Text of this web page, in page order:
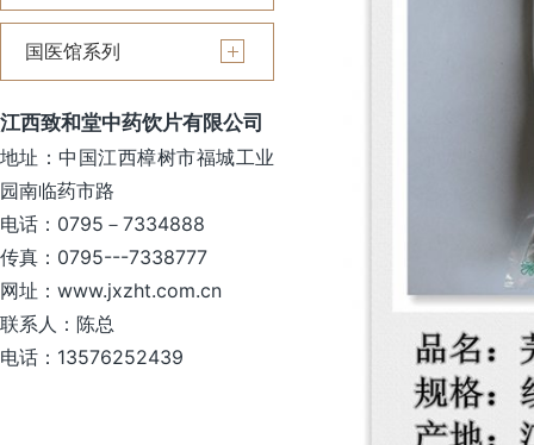
国医馆系列
江西致和堂中药饮片有限公司
地址：中国江西樟树市福城工业
园南临药市路
电话：0795－7334888
传真：0795---7338777
网址：www.jxzht.com.cn
联系人：陈总
电话：13576252439